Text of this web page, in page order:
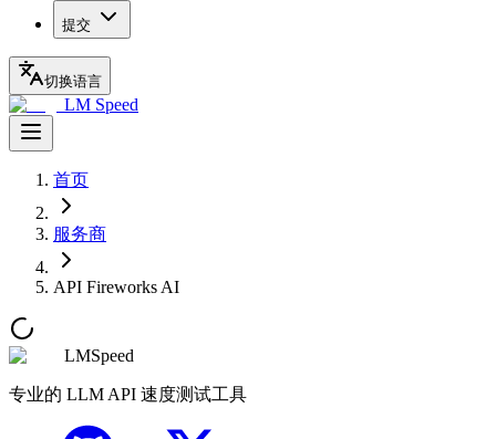
提交
切换语言
LM Speed
首页
服务商
API Fireworks AI
LMSpeed
专业的 LLM API 速度测试工具